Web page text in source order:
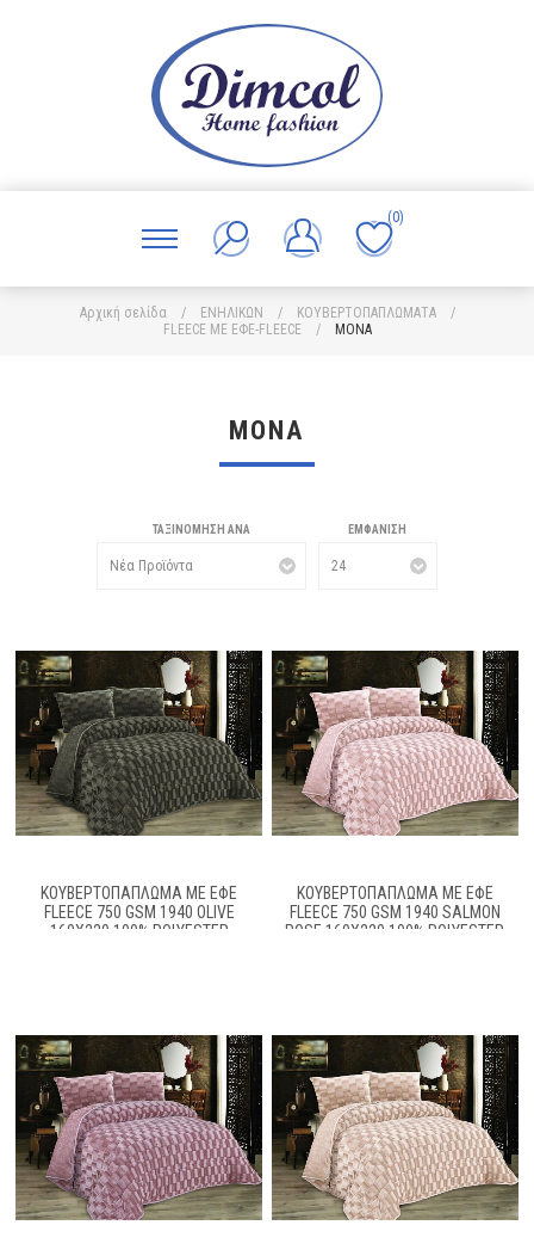
(0)
Αρχική σελίδα / ΕΝΗΛΙΚΩΝ / ΚΟΥΒΕΡΤΟΠΑΠΛΩΜΑΤΑ
/
FLEECE ΜΕ ΕΦΕ-FLEECE
/ ΜΟΝΑ
ΜΟΝΑ
ΤΑΞΙΝΌΜΗΣΗ ΑΝΆ ΕΜΦΆΝΙΣΗ
ΚΟΥΒΕΡΤΟΠΆΠΛΩΜΑ ΜΕ ΕΦΈ
FLEECE 750 GSM 1940 OLIVE
160X220 100% POLYESTER
ΚΟΥΒΕΡΤΟΠΆΠΛΩΜΑ ΜΕ ΕΦΈ
FLEECE 750 GSM 1940 SALMON
ROSE 160X220 100% POLYESTER